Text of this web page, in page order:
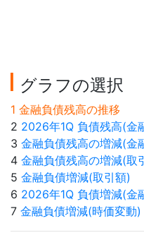
グラフの選択
1 金融負債残高の推移
2 2026年1Q 負債残高(金
3 金融負債残高の増減(金
4 金融負債残高の増減(取
5 金融負債増減(取引額)
6 2026年1Q 負債増減(金
7 金融負債増減(時価変動)